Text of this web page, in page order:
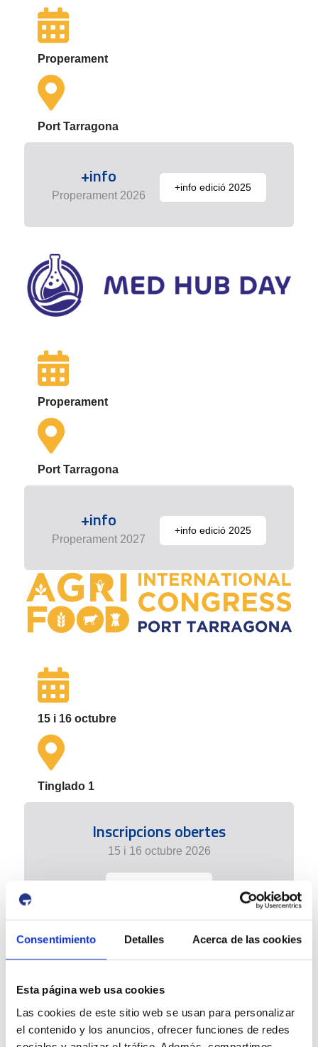
Consentimiento Detalles Acerca de las cookies
Esta página web usa cookies
Las cookies de este sitio web se usan para personalizar
el contenido y los anuncios, ofrecer funciones de redes
Properament
Port Tarragona
+info
Properament 2026
+info edició 2025
Properament
Port Tarragona
+info
Properament 2027
+info edició 2025
15 i 16 octubre
Tinglado 1
Inscripcions obertes
15 i 16 octubre 2026